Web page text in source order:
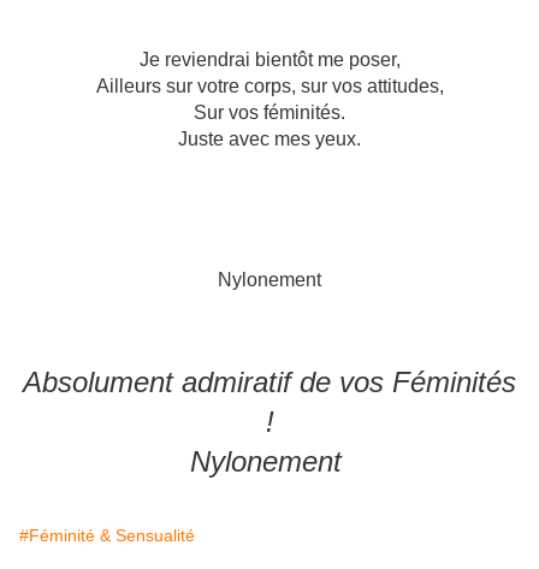
Je reviendrai bientôt me poser,
Ailleurs sur votre corps, sur vos attitudes,
Sur vos féminités.
Juste avec mes yeux.
Nylonement
Absolument admiratif de vos Féminités
!
Nylonement
#Féminité & Sensualité